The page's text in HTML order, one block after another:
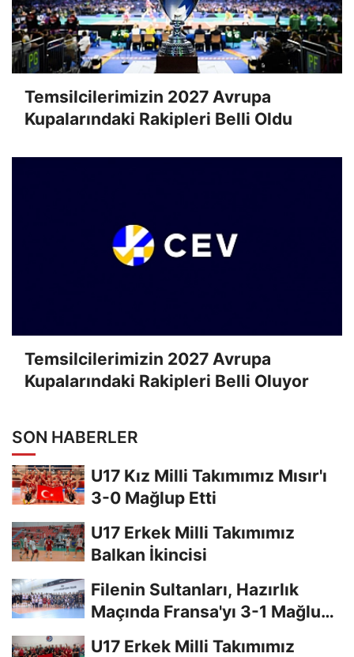
Temsilcilerimizin 2027 Avrupa
Kupalarındaki Rakipleri Belli Oldu
Temsilcilerimizin 2027 Avrupa
Kupalarındaki Rakipleri Belli Oluyor
SON HABERLER
U17 Kız Milli Takımımız Mısır'ı
3-0 Mağlup Etti
U17 Erkek Milli Takımımız
Balkan İkincisi
Filenin Sultanları, Hazırlık
Maçında Fransa'yı 3-1 Mağlup
U17 Erkek Milli Takımımız